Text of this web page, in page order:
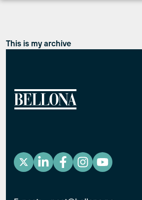
This is my archive